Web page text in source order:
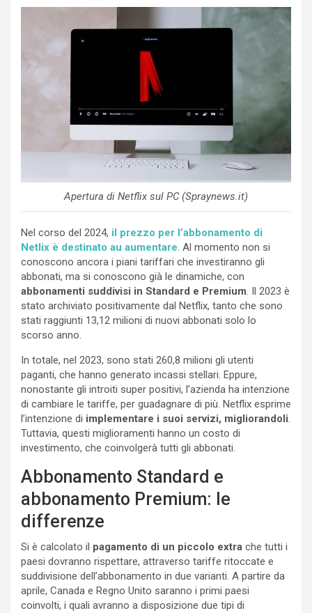
Apertura di Netflix sul PC (Spraynews.it)
Nel corso del 2024, il prezzo per l’abbonamento di
Netlix è destinato au aumentare. Al momento non si
conoscono ancora i piani tariffari che investiranno gli
abbonati, ma si conoscono già le dinamiche, con
abbonamenti suddivisi in Standard e Premium. Il 2023 è
stato archiviato positivamente dal Netflix, tanto che sono
stati raggiunti 13,12 milioni di nuovi abbonati solo lo
scorso anno.
In totale, nel 2023, sono stati 260,8 milioni gli utenti
paganti, che hanno generato incassi stellari. Eppure,
nonostante gli introiti super positivi, l’azienda ha intenzione
di cambiare le tariffe, per guadagnare di più. Netflix esprime
l’intenzione di implementare i suoi servizi, migliorandoli.
Tuttavia, questi miglioramenti hanno un costo di
investimento, che coinvolgerà tutti gli abbonati.
Abbonamento Standard e
abbonamento Premium: le
differenze
Si è calcolato il pagamento di un piccolo extra che tutti i
paesi dovranno rispettare, attraverso tariffe ritoccate e
suddivisione dell’abbonamento in due varianti. A partire da
aprile, Canada e Regno Unito saranno i primi paesi
coinvolti, i quali avranno a disposizione due tipi di